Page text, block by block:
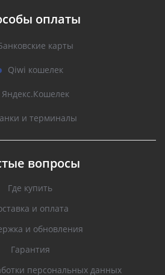
оплаты
карты
Qiwi кошелек
Яндекс.Кошелек
и терминалы
вопросы
Где купить
и оплата
и обновления
Гарантия
персональных данных